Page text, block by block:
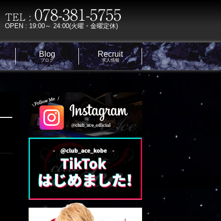
OPEN : 19:00～ 24:00(火曜・金曜定休)
Blog
ブログ
Recruit
求人情報